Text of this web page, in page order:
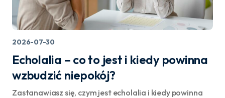
2026-07-30
Echolalia – co to jest i kiedy powinna
wzbudzić niepokój?
Zastanawiasz się, czym jest echolalia i kiedy powinna